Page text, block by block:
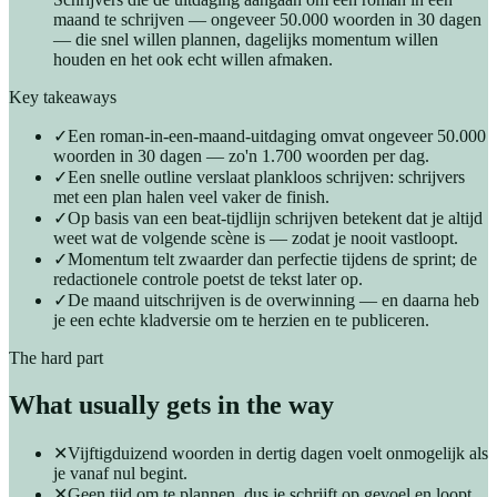
maand te schrijven — ongeveer 50.000 woorden in 30 dagen
— die snel willen plannen, dagelijks momentum willen
houden en het ook echt willen afmaken.
Key takeaways
✓Een roman-in-een-maand-uitdaging omvat ongeveer 50.000
woorden in 30 dagen — zo'n 1.700 woorden per dag.
✓Een snelle outline verslaat plankloos schrijven: schrijvers
met een plan halen veel vaker de finish.
✓Op basis van een beat-tijdlijn schrijven betekent dat je altijd
weet wat de volgende scène is — zodat je nooit vastloopt.
✓Momentum telt zwaarder dan perfectie tijdens de sprint; de
redactionele controle poetst de tekst later op.
✓De maand uitschrijven is de overwinning — en daarna heb
je een echte kladversie om te herzien en te publiceren.
The hard part
What usually gets in the way
✕Vijftigduizend woorden in dertig dagen voelt onmogelijk als
je vanaf nul begint.